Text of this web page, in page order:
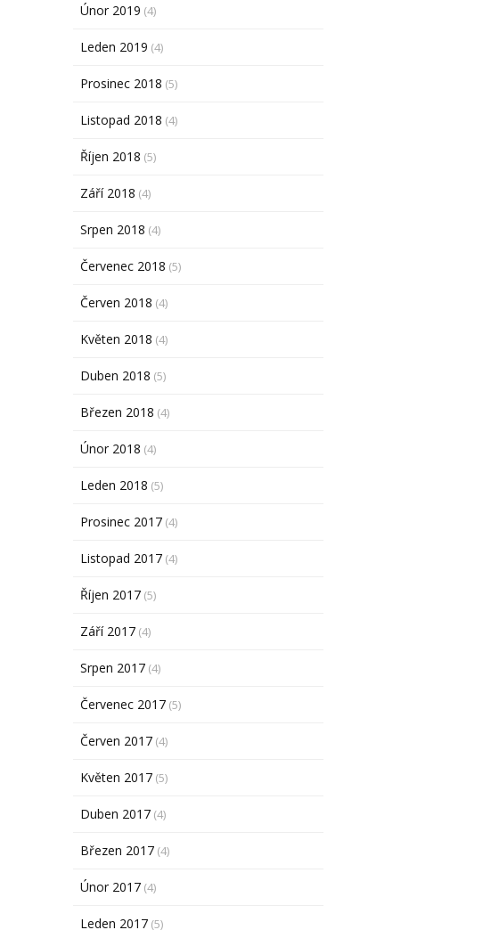
Únor 2019 (4)
Leden 2019 (4)
Prosinec 2018 (5)
Listopad 2018 (4)
Říjen 2018 (5)
Září 2018 (4)
Srpen 2018 (4)
Červenec 2018 (5)
Červen 2018 (4)
Květen 2018 (4)
Duben 2018 (5)
Březen 2018 (4)
Únor 2018 (4)
Leden 2018 (5)
Prosinec 2017 (4)
Listopad 2017 (4)
Říjen 2017 (5)
Září 2017 (4)
Srpen 2017 (4)
Červenec 2017 (5)
Červen 2017 (4)
Květen 2017 (5)
Duben 2017 (4)
Březen 2017 (4)
Únor 2017 (4)
Leden 2017 (5)